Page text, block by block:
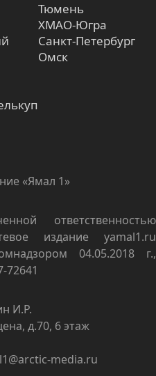
Тюмень
ХМАО-Югра
Санкт-Петербург
Омск
«Ямал 1»
ответственностью
издание yamal1.ru
04.05.2018 г.,
72641
И.Р.
д.70, 6 этаж
media.ru